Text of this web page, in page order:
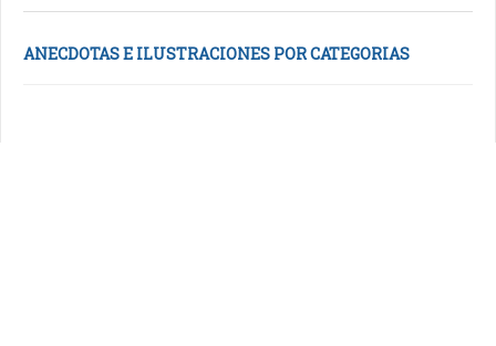
ANECDOTAS E ILUSTRACIONES POR CATEGORIAS